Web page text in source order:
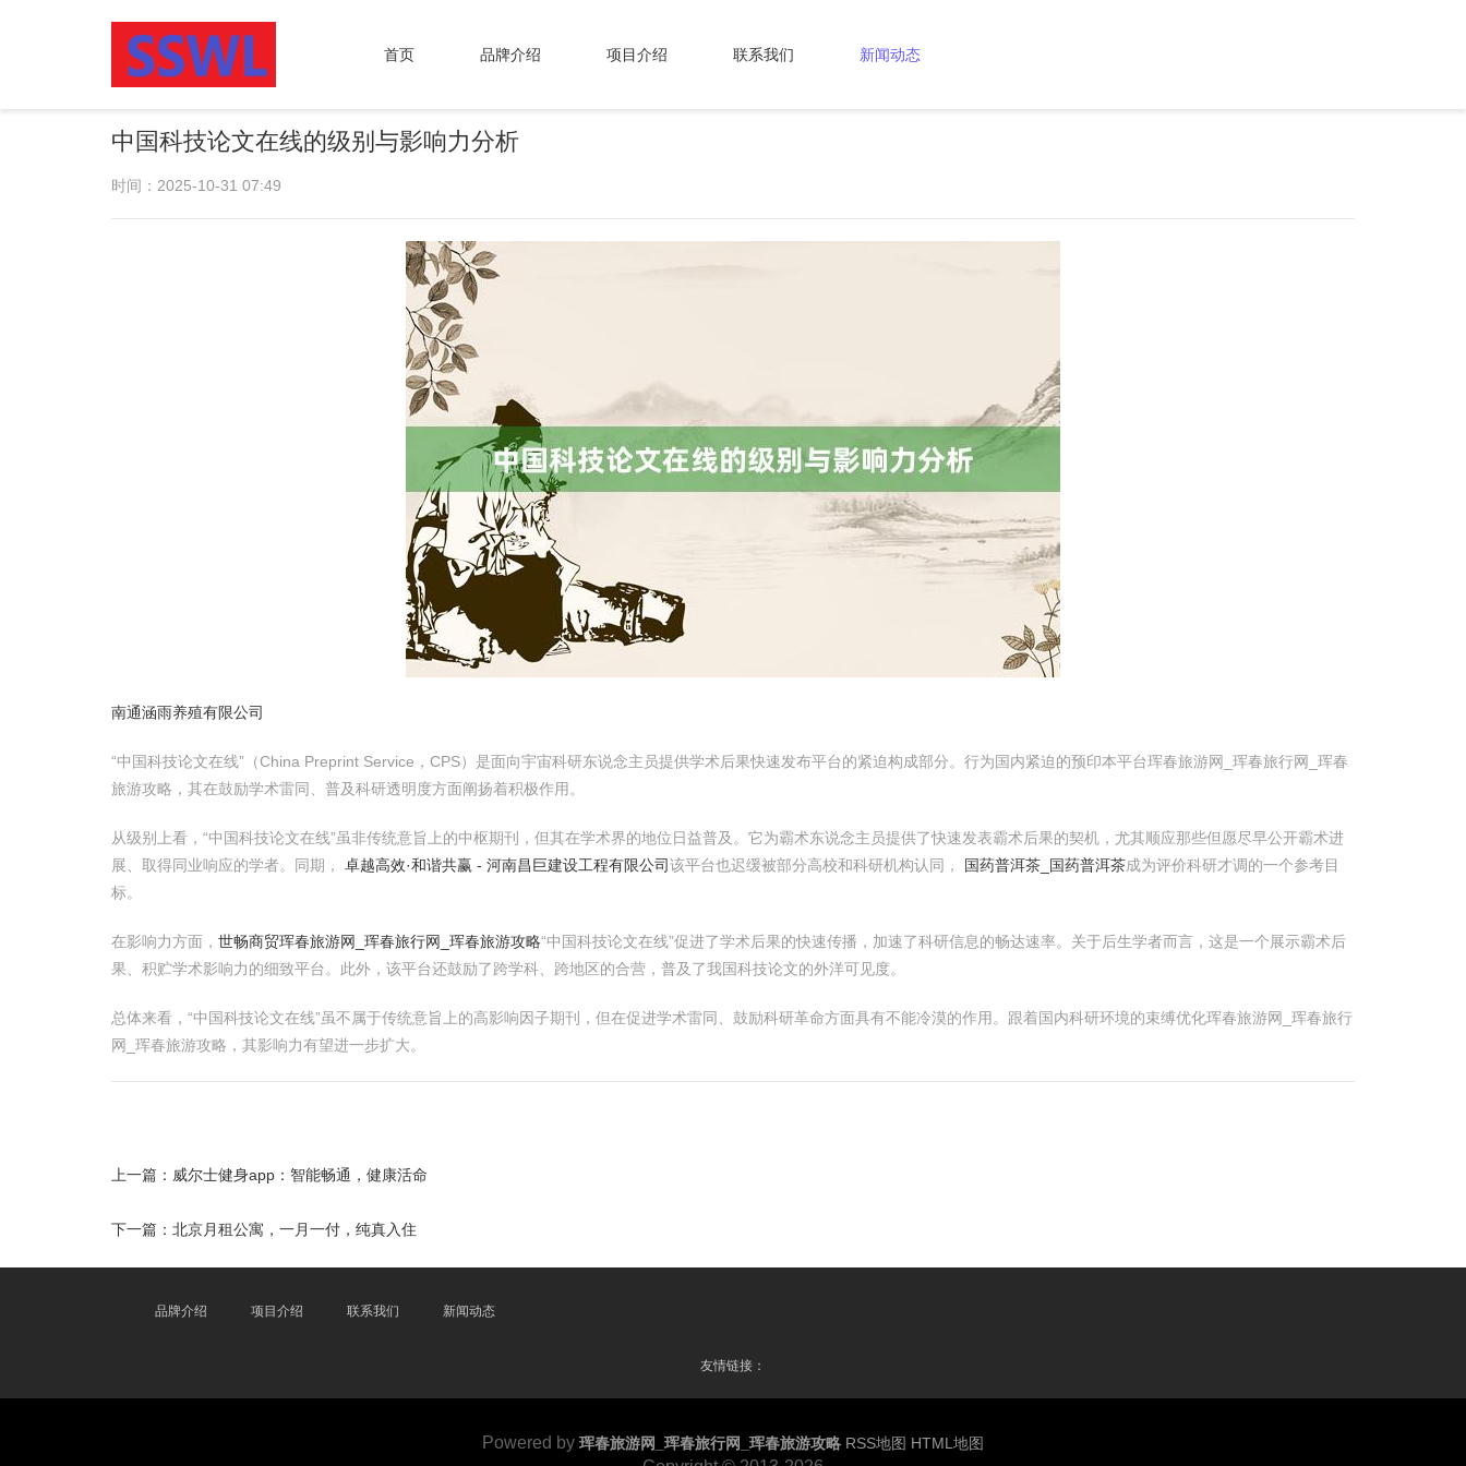
首页 品牌介绍 项目介绍 联系我们 新闻动态
中国科技论文在线的级别与影响力分析
时间：2025-10-31 07:49
南通涵雨养殖有限公司
“中国科技论文在线”（China Preprint Service，CPS）是面向宇宙科研东说念主员提供学术后果快速发布平台的紧迫构成部分。行为国内紧迫的预印本平台珲春旅游网_珲春旅行网_珲春
旅游攻略，其在鼓励学术雷同、普及科研透明度方面阐扬着积极作用。
从级别上看，“中国科技论文在线”虽非传统意旨上的中枢期刊，但其在学术界的地位日益普及。它为霸术东说念主员提供了快速发表霸术后果的契机，尤其顺应那些但愿尽早公开霸术进
展、取得同业响应的学者。同期， 卓越高效·和谐共赢 - 河南昌巨建设工程有限公司该平台也迟缓被部分高校和科研机构认同， 国药普洱茶_国药普洱茶成为评价科研才调的一个参考目
标。
在影响力方面， 世畅商贸珲春旅游网_珲春旅行网_珲春旅游攻略“中国科技论文在线”促进了学术后果的快速传播，加速了科研信息的畅达速率。关于后生学者而言，这是一个展示霸术后
果、积贮学术影响力的细致平台。此外，该平台还鼓励了跨学科、跨地区的合营，普及了我国科技论文的外洋可见度。
总体来看，“中国科技论文在线”虽不属于传统意旨上的高影响因子期刊，但在促进学术雷同、鼓励科研革命方面具有不能冷漠的作用。跟着国内科研环境的束缚优化珲春旅游网_珲春旅行
网_珲春旅游攻略，其影响力有望进一步扩大。
上一篇： 威尔士健身app：智能畅通，健康活命
下一篇： 北京月租公寓，一月一付，纯真入住
品牌介绍 项目介绍 联系我们 新闻动态
友情链接：
Powered by 珲春旅游网_珲春旅行网_珲春旅游攻略 RSS地图 HTML地图